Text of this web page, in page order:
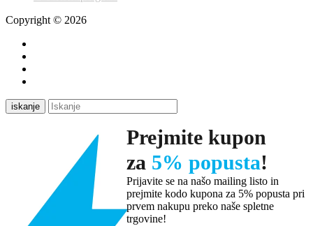
Copyright © 2026
iskanje
Prejmite kupon
za 5% popusta!
Prijavite se na našo mailing listo in
prejmite kodo kupona za 5% popusta pri
prvem nakupu preko naše spletne
trgovine!